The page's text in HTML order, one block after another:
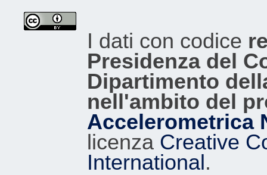
I dati con codice
Presidenza del
Dipartimento
nell'ambito del
Accelerometrica
licenza Creative
International.